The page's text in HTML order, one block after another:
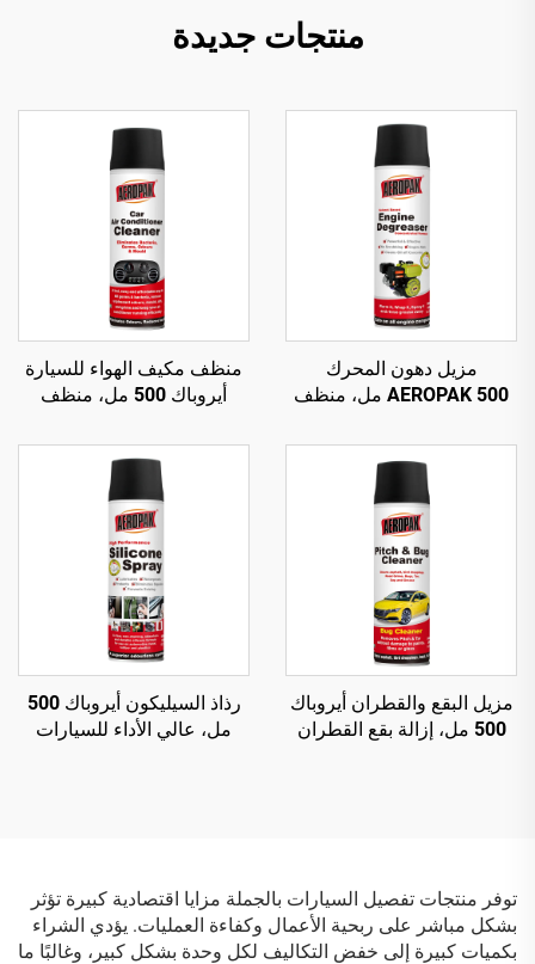
منتجات جديدة
مزيل دهون المحرك
AEROPAK 500 مل، منظف
لإزالة الشحوم والعناية
بالسيارة
منظف مكيف الهواء للسيارة
أيروباك 500 مل، منظف
مزيل البقع والقطران أيروباك
500 مل، إزالة بقع القطران
رذاذ السيليكون أيروباك 500
مل، عالي الأداء للسيارات
توفر منتجات تفصيل السيارات بالجملة مزايا اقتصادية كبيرة تؤثر
بشكل مباشر على ربحية الأعمال وكفاءة العمليات. يؤدي الشراء
بكميات كبيرة إلى خفض التكاليف لكل وحدة بشكل كبير، وغالبًا ما